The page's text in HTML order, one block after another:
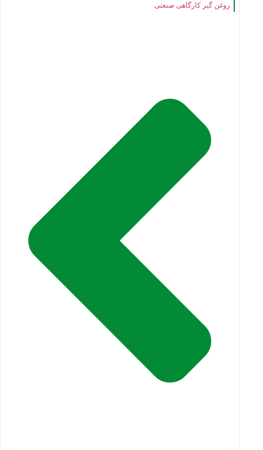
روغن گیر کارگاهی صنعتی